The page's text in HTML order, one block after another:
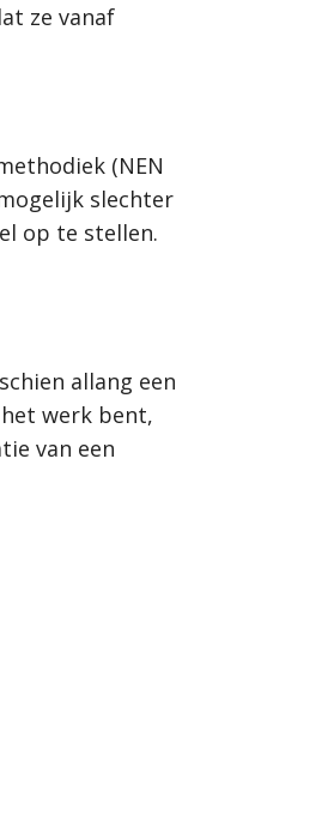
ze vanaf
(NEN
slechter
op te stellen.
allang een
werk bent,
van een